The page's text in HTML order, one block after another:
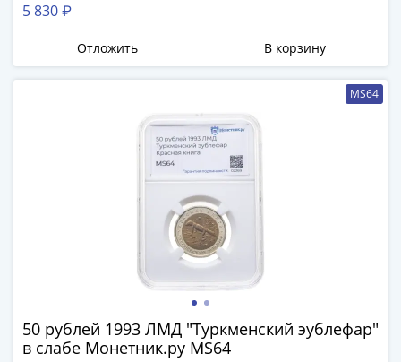
5 830 ₽
Отложить В корзину
MS64
50 рублей 1993 ЛМД "Туркменский эублефар"
в слабе Монетник.ру MS64